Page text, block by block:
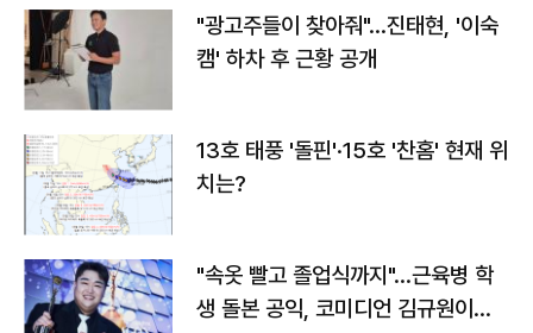
"광고주들이 찾아줘"…진태현, '이숙
캠' 하차 후 근황 공개
13호 태풍 '돌핀'·15호 '찬홈' 현재 위
치는?
"속옷 빨고 졸업식까지"…근육병 학
생 돌본 공익, 코미디언 김규원이었